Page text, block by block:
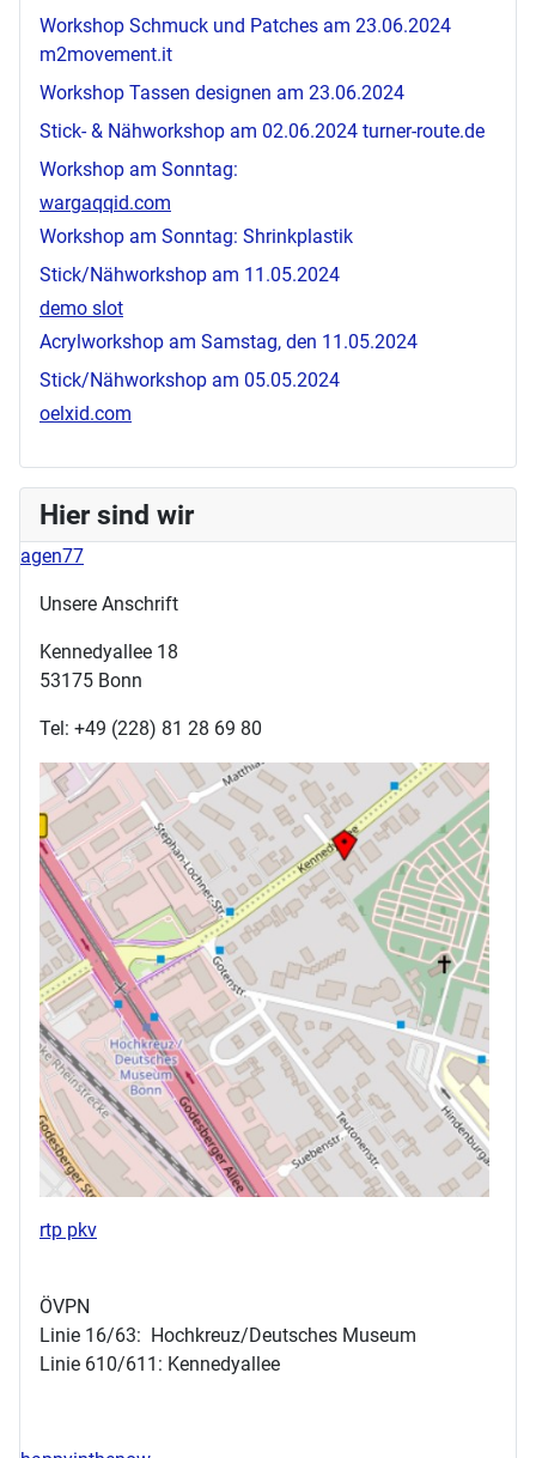
Workshop Schmuck und Patches am 23.06.2024
m2movement.it
Workshop Tassen designen am 23.06.2024
Stick- & Nähworkshop am 02.06.2024 turner-route.de
Workshop am Sonntag:
wargaqqid.com
Workshop am Sonntag: Shrinkplastik
Stick/Nähworkshop am 11.05.2024
demo slot
Acrylworkshop am Samstag, den 11.05.2024
Stick/Nähworkshop am 05.05.2024
oelxid.com
Hier sind wir
agen77
Unsere Anschrift
Kennedyallee 18
53175 Bonn
Tel: +49 (228) 81 28 69 80
rtp pkv
ÖVPN
Linie 16/63: Hochkreuz/Deutsches Museum
Linie 610/611: Kennedyallee